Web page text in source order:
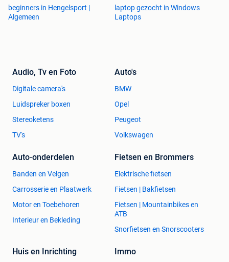
beginners in Hengelsport |
Algemeen
laptop gezocht in Windows
Laptops
Audio, Tv en Foto
Digitale camera's
Luidspreker boxen
Stereoketens
TV's
Auto's
BMW
Opel
Peugeot
Volkswagen
Auto-onderdelen
Banden en Velgen
Carrosserie en Plaatwerk
Motor en Toebehoren
Interieur en Bekleding
Fietsen en Brommers
Elektrische fietsen
Fietsen | Bakfietsen
Fietsen | Mountainbikes en
ATB
Snorfietsen en Snorscooters
Huis en Inrichting Immo